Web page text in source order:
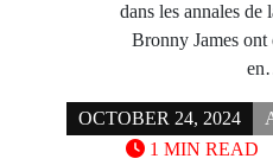
dans les annales
Bronny James ont
OCTOBER 24, 2024
1 MIN READ